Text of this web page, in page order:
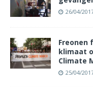
26/04/
Freonen
klimaat
Climate
25/04/